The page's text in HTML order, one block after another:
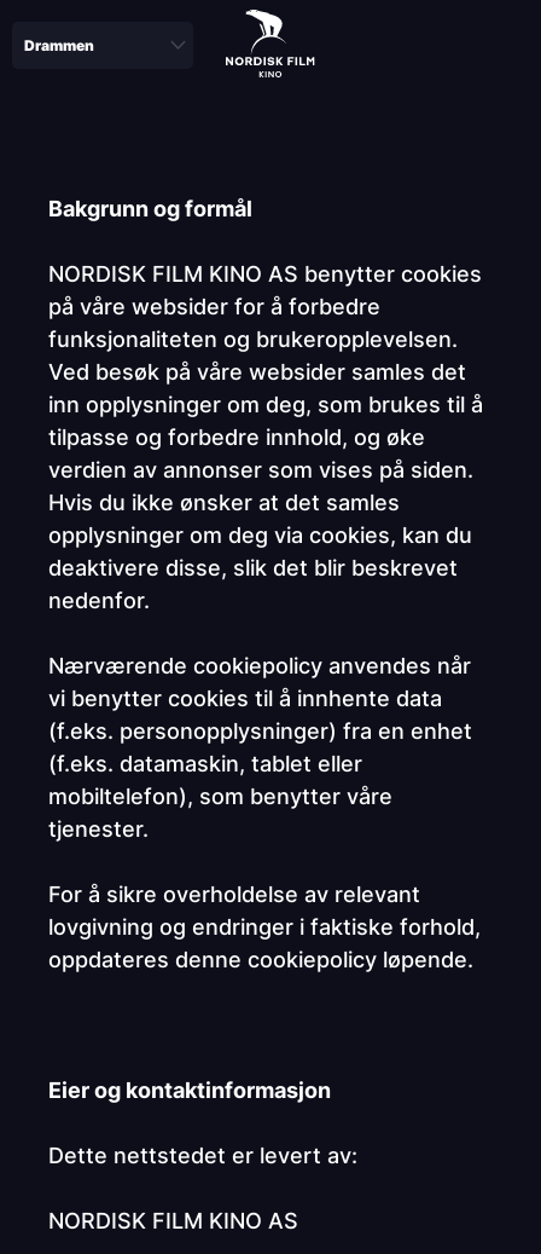
Bakgrunn og formål
NORDISK FILM KINO AS benytter cookies
på våre websider for å forbedre
funksjonaliteten og brukeropplevelsen.
Ved besøk på våre websider samles det
inn opplysninger om deg, som brukes til å
tilpasse og forbedre innhold, og øke
verdien av annonser som vises på siden.
Hvis du ikke ønsker at det samles
opplysninger om deg via cookies, kan du
deaktivere disse, slik det blir beskrevet
nedenfor.
Nærværende cookiepolicy anvendes når
vi benytter cookies til å innhente data
(f.eks. personopplysninger) fra en enhet
(f.eks. datamaskin, tablet eller
mobiltelefon), som benytter våre
tjenester.
For å sikre overholdelse av relevant
lovgivning og endringer i faktiske forhold,
oppdateres denne cookiepolicy løpende.
Eier og kontaktinformasjon
Dette nettstedet er levert av:
NORDISK FILM KINO AS